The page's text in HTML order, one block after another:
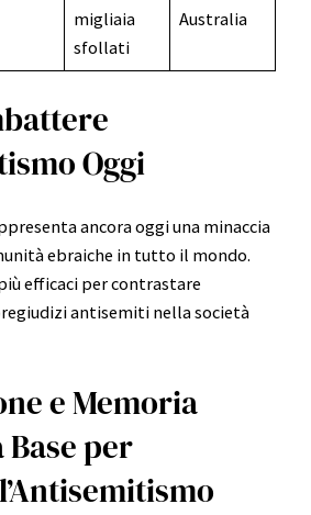
migliaia
sfollati
Australia
Oggi
ancora oggi una minaccia
ebraiche in tutto il mondo.
efficaci per contrastare
antisemiti nella società
e Memoria
per